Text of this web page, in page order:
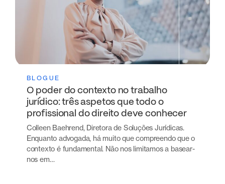
BLOGUE
O poder do contexto no trabalho
jurídico: três aspetos que todo o
profissional do direito deve conhecer
Colleen Baehrend, Diretora de Soluções Jurídicas.
Enquanto advogada, há muito que compreendo que o
contexto é fundamental. Não nos limitamos a basear-
nos em…